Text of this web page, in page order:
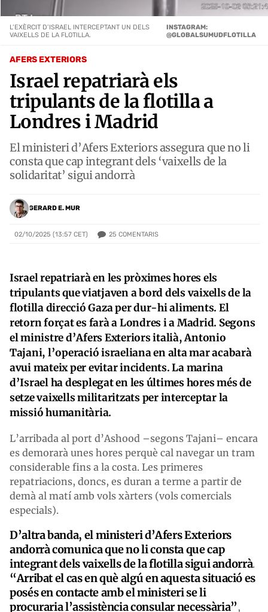
AFERS EXTERIORS
Israel repatriarà els
tripulants de la flotilla a
Londres i Madrid
El ministeri d’Afers Exteriors assegura que no li
consta que cap integrant dels ‘vaixells de la
solidaritat’ sigui andorrà
GERARD E. MUR
02/10/2025 (13:57 CET) 25 COMENTARIS
L‘EXÈRCIT D’ISRAEL INTERCEPTANT UN DELS
VAIXELLS DE LA FLOTILLA.
INSTAGRAM:
@GLOBALSUMUDFLOTILLA
Israel repatriarà en les pròximes hores els
tripulants que viatjaven a bord dels vaixells de la
flotilla direcció Gaza per dur-hi aliments. El
retorn forçat es farà a Londres i a Madrid. Segons
el ministre d’Afers Exteriors italià, Antonio
Tajani, l’operació israeliana en alta mar acabarà
avui mateix per evitar incidents. La marina
d’Israel ha desplegat en les últimes hores més de
setze vaixells militaritzats per interceptar la
missió humanitària.
L’arribada al port d’Ashood –segons Tajani– encara
es demorarà unes hores perquè cal navegar un tram
considerable fins a la costa. Les primeres
repatriacions, doncs, es duran a terme a partir de
demà al matí amb vols xàrters (vols comercials
especials).
D’altra banda, el ministeri d’Afers Exteriors
andorrà comunica que no li consta que cap
integrant dels vaixells de la flotilla sigui andorrà.
“Arribat el cas en què algú en aquesta situació es
posés en contacte amb el ministeri se li
procuraria l’assistència consular necessària”,